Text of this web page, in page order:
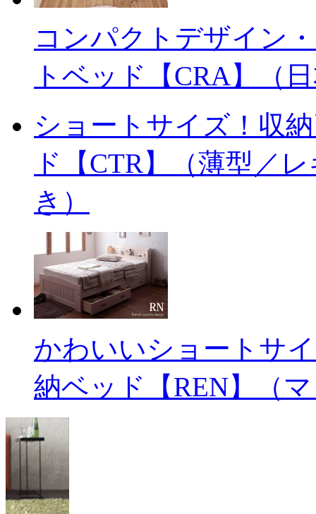
コンパクトデザイン
トベッド【CRA】（
ショートサイズ！収
ド【CTR】（薄型／
き）
かわいいショートサ
納ベッド【REN】（